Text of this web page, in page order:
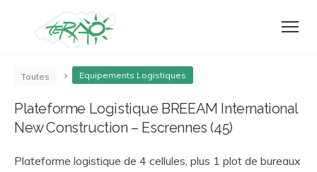
Toutes Equipements Logistiques
Plateforme Logistique BREEAM International
New Construction – Escrennes (45)
Plateforme logistique de 4 cellules, plus 1 plot de bureaux